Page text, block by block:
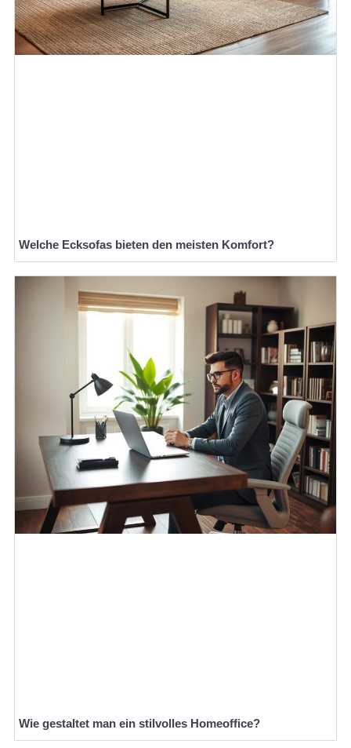
Welche Ecksofas bieten den meisten Komfort?
Wie gestaltet man ein stilvolles Homeoffice?